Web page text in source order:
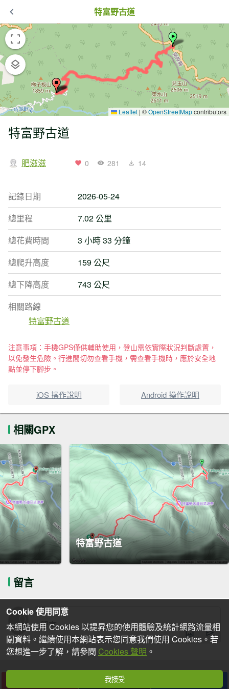
特富野古道
Leaflet | ©OpenStreetMapcontributors
特富野古道
肥滋滋 0 281 14
記錄日期
2026-05-24
總里程
7.02 公里
總花費時間
3 小時 33 分鐘
總爬升高度
159 公尺
總下降高度
743 公尺
相關路線
特富野古道
注意事項：手機GPS僅供輔助使用，登山需依實際狀況判斷處置，
以免發生危險。行進間切勿查看手機，需查看手機時，應於安全地
點並停下腳步。
iOS 操作說明 Android 操作說明
相關GPX
特富野古道
留言
下載
Cookie 使用同意
本網站使用 Cookies 以提昇您的使用體驗及統計網路流量相
關資料。繼續使用本網站表示您同意我們使用 Cookies。若
您想進一步了解，請參閱 Cookies 聲明 。
我接受